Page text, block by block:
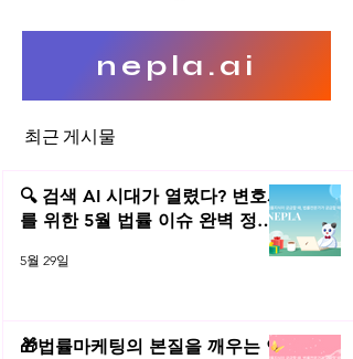
복제권 침해 여부
nepla.ai
최근 게시물
🔍 검색 AI 시대가 열렸다? 변호사
를 위한 5월 법률 이슈 완벽 정리 |
5월 29일
🎁법률마케팅의 본질을 깨우는 연